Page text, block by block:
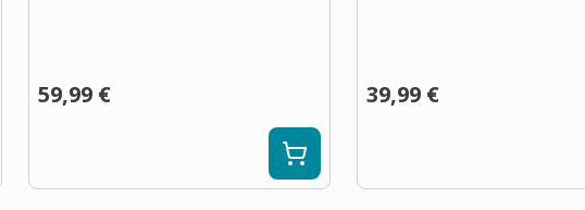
59,99 € 39,99 €